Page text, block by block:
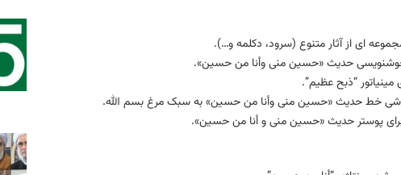
ای از آثار متنوع (سرود، دکلمه و…).
خوشنویسی حدیث «حسین منی وأنا من حسین».
“ذبح عظیم”.
نقاشی خط حدیث «حسین منی وأنا من حسین» به سبک مرغ بسم الله.
برای پوستر حدیث «حسین منی و أنا من حسین».